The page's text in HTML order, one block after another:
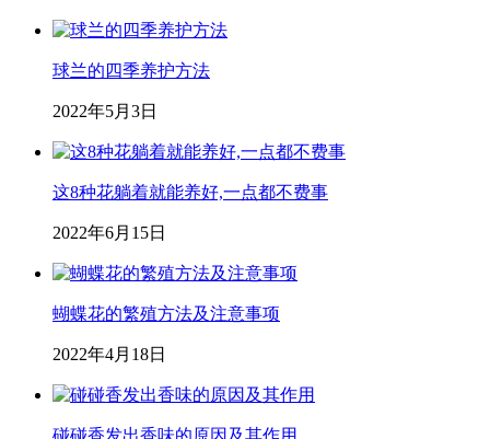
球兰的四季养护方法
2022年5月3日
这8种花躺着就能养好,一点都不费事
2022年6月15日
蝴蝶花的繁殖方法及注意事项
2022年4月18日